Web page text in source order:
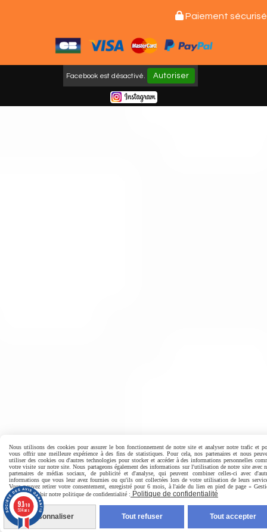
Paiement sécurisé
Facebook est désactivé. Autoriser
9.1/10
594 avis
Nous utilisons des cookies pour assurer le bon fonctionnement de notre site et analyser notre trafic et
vous offrir une meilleure expérience à des fins de statistiques. Pour cela, nos partenaires et nous
utiliser des cookies ou d'autres technologies pour stocker et accéder à des informations personnelles
votre visite sur notre site. Nous partageons également des informations sur l'utilisation de notre site avec
partenaires de médias sociaux, de publicité et d'analyse, qui peuvent combiner celles-ci avec
informations que vous leur avez fournies ou qu'ils ont collectées lors de votre utilisation de leurs
Vous pouvez retirer votre consentement, enregistré pour 6 mois, à l'aide du lien en pied de page «
Cookies ». Voir notre politique de confidentialité : Politique de confidentialité
Personnaliser Tout refuser Tout accepter